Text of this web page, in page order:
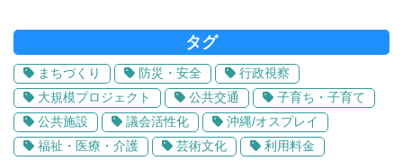
タグ
まちづくり 防災・安全
行政視察
大規模プロジェクト
公共交通
子育ち・子育て
公共施設
議会活性化
沖縄/オスプレイ
福祉・医療・介護
芸術文化
利用料金